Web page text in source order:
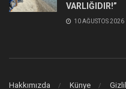
VARLIĞIDIR!”
10 AĞUSTOS 2026
Hakkımızda Künye